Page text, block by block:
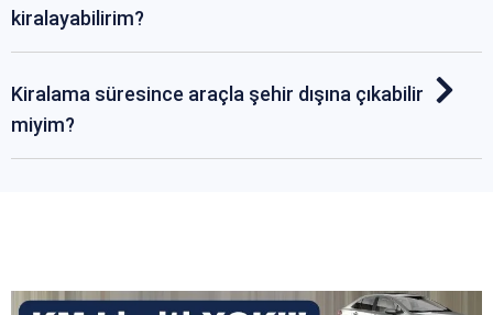
kiralayabilirim?
Kiralama süresince araçla şehir dışına çıkabilir
miyim?